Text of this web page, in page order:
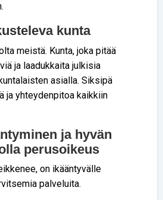
kunta
meistä. Kunta, joka pitää
ja laadukkaita julkisia
asialla. Siksipä
ja yhteydenpitoa kaikkiin
ja hyvän
perusoikeus
on ikääntyvälle
palveluita.